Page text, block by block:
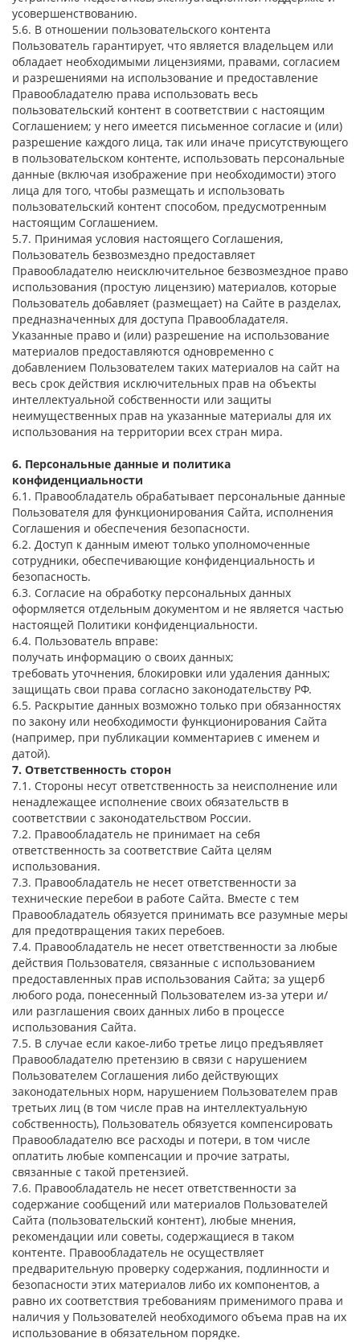
усовершенствованию.
5.6. В отношении пользовательского контента
Пользователь гарантирует, что является владельцем или
обладает необходимыми лицензиями, правами, согласием
и разрешениями на использование и предоставление
Правообладателю права использовать весь
пользовательский контент в соответствии с настоящим
Соглашением; у него имеется письменное согласие и (или)
разрешение каждого лица, так или иначе присутствующего
в пользовательском контенте, использовать персональные
данные (включая изображение при необходимости) этого
лица для того, чтобы размещать и использовать
пользовательский контент способом, предусмотренным
настоящим Соглашением.
5.7. Принимая условия настоящего Соглашения,
Пользователь безвозмездно предоставляет
Правообладателю неисключительное безвозмездное право
использования (простую лицензию) материалов, которые
Пользователь добавляет (размещает) на Сайте в разделах,
предназначенных для доступа Правообладателя.
Указанные право и (или) разрешение на использование
материалов предоставляются одновременно с
добавлением Пользователем таких материалов на сайт на
весь срок действия исключительных прав на объекты
интеллектуальной собственности или защиты
неимущественных прав на указанные материалы для их
использования на территории всех стран мира.
6. Персональные данные и политика
конфиденциальности
6.1. Правообладатель обрабатывает персональные данные
Пользователя для функционирования Сайта, исполнения
Соглашения и обеспечения безопасности.
6.2. Доступ к данным имеют только уполномоченные
сотрудники, обеспечивающие конфиденциальность и
безопасность.
6.3. Согласие на обработку персональных данных
оформляется отдельным документом и не является частью
настоящей Политики конфиденциальности.
6.4. Пользователь вправе:
получать информацию о своих данных;
требовать уточнения, блокировки или удаления данных;
защищать свои права согласно законодательству РФ.
6.5. Раскрытие данных возможно только при обязанностях
по закону или необходимости функционирования Сайта
(например, при публикации комментариев с именем и
датой).
7. Ответственность сторон
7.1. Стороны несут ответственность за неисполнение или
ненадлежащее исполнение своих обязательств в
соответствии с законодательством России.
7.2. Правообладатель не принимает на себя
ответственность за соответствие Сайта целям
использования.
7.3. Правообладатель не несет ответственности за
технические перебои в работе Сайта. Вместе с тем
Правообладатель обязуется принимать все разумные меры
для предотвращения таких перебоев.
7.4. Правообладатель не несет ответственности за любые
действия Пользователя, связанные с использованием
предоставленных прав использования Сайта; за ущерб
любого рода, понесенный Пользователем из-за утери и/
или разглашения своих данных либо в процессе
использования Сайта.
7.5. В случае если какое-либо третье лицо предъявляет
Правообладателю претензию в связи с нарушением
Пользователем Соглашения либо действующих
законодательных норм, нарушением Пользователем прав
третьих лиц (в том числе прав на интеллектуальную
собственность), Пользователь обязуется компенсировать
Правообладателю все расходы и потери, в том числе
оплатить любые компенсации и прочие затраты,
связанные с такой претензией.
7.6. Правообладатель не несет ответственности за
содержание сообщений или материалов Пользователей
Сайта (пользовательский контент), любые мнения,
рекомендации или советы, содержащиеся в таком
контенте. Правообладатель не осуществляет
предварительную проверку содержания, подлинности и
безопасности этих материалов либо их компонентов, а
равно их соответствия требованиям применимого права и
наличия у Пользователей необходимого объема прав на их
использование в обязательном порядке.